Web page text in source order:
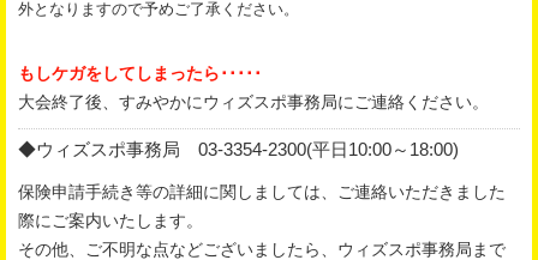
外となりますので予めご了承ください。
もしケガをしてしまったら･････
大会終了後、すみやかにウィズスポ事務局にご連絡ください。
◆ウィズスポ事務局 03-3354-2300(平日10:00～18:00)
保険申請手続き等の詳細に関しましては、ご連絡いただきました
際にご案内いたします。
その他、ご不明な点などございましたら、ウィズスポ事務局まで